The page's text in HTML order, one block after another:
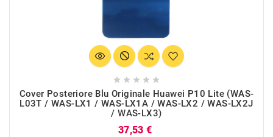
    
Cover Posteriore Blu Originale Huawei P10 Lite (WAS-
L03T / WAS-LX1 / WAS-LX1A / WAS-LX2 / WAS-LX2J
/ WAS-LX3)
37,53 €